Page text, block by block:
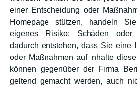
einer Entscheidung oder
Homepage stützen, handeln
eigenes Risiko; Schäden oder
dadurch entstehen, dass Sie eine
oder Maßnahmen auf Inhalte
können gegenüber der Firma
geltend gemacht werden, auch